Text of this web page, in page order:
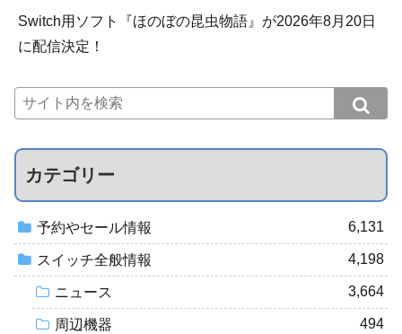
Switch用ソフト『ほのぼの昆虫物語』が2026年8月20日
に配信決定！
カテゴリー
予約やセール情報 6,131
スイッチ全般情報 4,198
ニュース 3,664
周辺機器 494